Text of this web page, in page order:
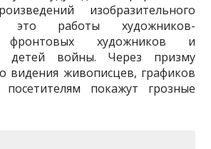
изобразительного
это работы художников-
фронтовых художников и
детей войны. Через призму
видения живописцев, графиков
покажут грозные